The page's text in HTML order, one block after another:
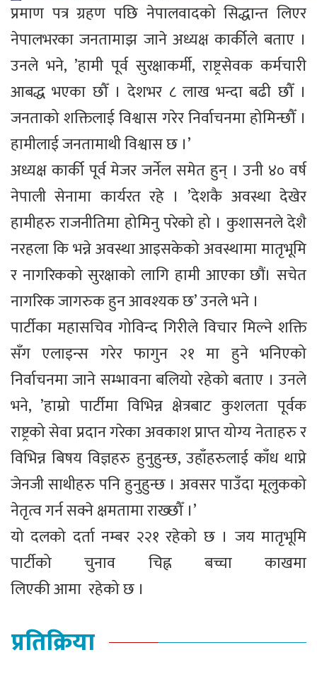
प्रमाण पत्र ग्रहण पछि नेपालवादको सिद्धान्त लिएर
नेपालभरका जनतामाझ जाने अध्यक्ष कार्कीले बताए ।
उनले भने, ’हामी पूर्व सुरक्षाकर्मी, राष्ट्रसेवक कर्मचारी
आबद्ध भएका छौँ । देशभर ८ लाख भन्दा बढी छौँ ।
जनताको शक्तिलाई विश्वास गरेर निर्वाचनमा होमिन्छौँ ।
हामीलाई जनतामाथी विश्वास छ ।’
अध्यक्ष कार्की पूर्व मेजर जर्नेल समेत हुन् । उनी ४० वर्ष
नेपाली सेनामा कार्यरत रहे । ’देशकै अवस्था देखेर
हामीहरु राजनीतिमा होमिनु परेको हो । कुशासनले देशै
नरहला कि भन्ने अवस्था आइसकेको अवस्थामा मातृभूमि
र नागरिकको सुरक्षाको लागि हामी आएका छौं। सचेत
नागरिक जागरुक हुन आवश्यक छ’ उनले भने ।
पार्टीका महासचिव गोविन्द गिरीले विचार मिल्ने शक्ति
सँग एलाइन्स गरेर फागुन २१ मा हुने भनिएको
निर्वाचनमा जाने सम्भावना बलियो रहेको बताए । उनले
भने, ’हाम्रो पार्टीमा विभिन्न क्षेत्रबाट कुशलता पूर्वक
राष्ट्रको सेवा प्रदान गरेका अवकाश प्राप्त योग्य नेताहरु र
विभिन्न बिषय विज्ञहरु हुनुहुन्छ, उहाँहरुलाई काँध थाप्ने
जेनजी साथीहरु पनि हुनुहुन्छ । अवसर पाउँदा मूलुकको
नेतृत्व गर्न सक्ने क्षमतामा राख्छौँ ।’
यो दलको दर्ता नम्बर २२१ रहेको छ । जय मातृभूमि
पार्टीको चुनाव चिह्न बच्चा काखमा
लिएकी आमा रहेको छ ।
प्रतिक्रिया